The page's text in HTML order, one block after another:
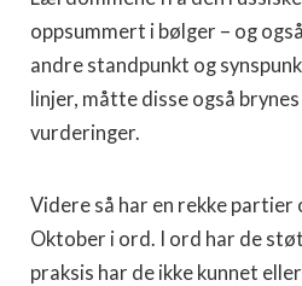
oppsummert i bølger – og
andre standpunkt og
linjer, måtte disse også
vurderinger.
Videre så har en rekke
Oktober i ord. I ord har de
praksis har de ikke kunnet